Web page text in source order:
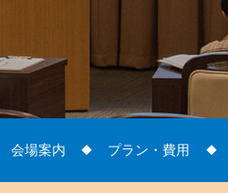
会場案内 プラン・費用